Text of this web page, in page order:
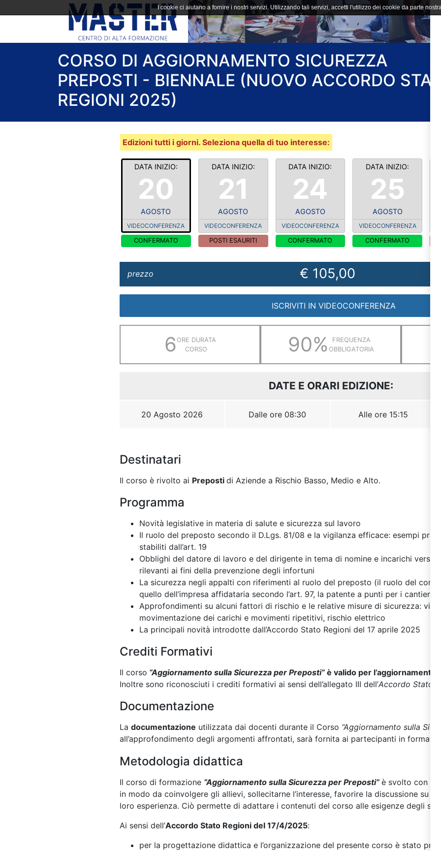
CORSO DI AGGIORNAMENTO SICUREZZA
PREPOSTI - BIENNALE (NUOVO ACCORDO
REGIONI 2025)
Destinatari
Il corso è rivolto ai Preposti di Aziende a Rischio Basso, Medio e Alto.
Programma
Novità legislative in materia di salute e sicurezza sul lavoro
Il ruolo del preposto secondo il D.Lgs. 81/08 e la vigilanza efficace: esempi
stabiliti dall’art. 19
Obblighi del datore di lavoro e del dirigente in tema di nomine e incarichi verso i
rilevanti ai fini della prevenzione degli infortuni
La sicurezza negli appalti con riferimenti al ruolo del preposto (il ruolo del
quello dell’impresa affidataria secondo l’art. 97, la patente a punti per i cantieri)
Approfondimenti su alcuni fattori di rischio e le relative misure di sicurezza:
movimentazione dei carichi e movimenti ripetitivi, rischio elettrico
La principali novità introdotte dall’Accordo Stato Regioni del 17 aprile 2025
Crediti Formativi
Il corso “Aggiornamento sulla Sicurezza per Preposti” è valido per l’aggiornamento
Inoltre sono riconosciuti i crediti formativi ai sensi dell’allegato III dell’Accordo Stato
Documentazione
La documentazione utilizzata dai docenti durante il Corso “Aggiornamento sulla
all’approfondimento degli argomenti affrontati, sarà fornita ai partecipanti in formato
Metodologia didattica
Il corso di formazione “Aggiornamento sulla Sicurezza per Preposti” è svolto con
in modo da coinvolgere gli allievi, sollecitarne l’interesse, favorire la discussione su
loro esperienza. Ciò permette di adattare i contenuti del corso alle esigenze degli
Ai sensi dell’Accordo Stato Regioni del 17/4/2025:
per la progettazione didattica e l’organizzazione del presente corso è stato
I cookie ci aiutano a fornire i nostri servizi. Utilizzando tali servizi, accetti l'utilizzo dei cookie da parte